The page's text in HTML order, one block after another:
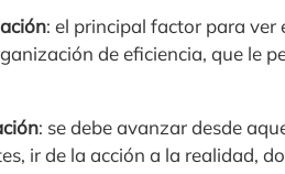
: el principal factor para ver
de eficiencia, que le
: se debe avanzar desde
ir de la acción a la realidad,